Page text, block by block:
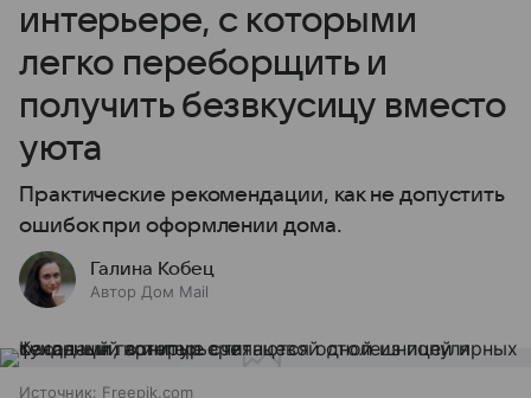
интерьере, с которыми
легко переборщить и
получить безвкусицу вместо
уюта
Практические рекомендации, как не допустить
ошибок при оформлении дома.
Галина Кобец
Автор Дом Mail
Источник: Freepik.com